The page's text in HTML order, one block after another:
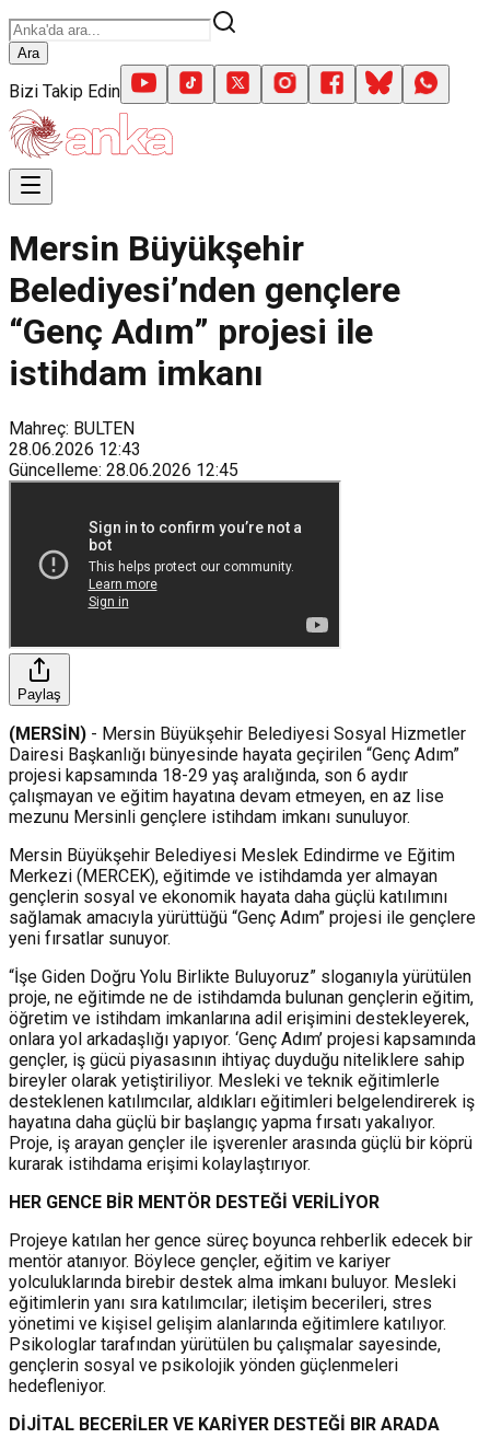
Ara
Bizi Takip Edin
Mersin Büyükşehir
Belediyesi’nden gençlere
“Genç Adım” projesi ile
istihdam imkanı
Mahreç: BULTEN
28.06.2026 12:43
Güncelleme: 28.06.2026 12:45
Paylaş
(MERSİN) - Mersin Büyükşehir Belediyesi Sosyal Hizmetler
Dairesi Başkanlığı bünyesinde hayata geçirilen “Genç Adım”
projesi kapsamında 18-29 yaş aralığında, son 6 aydır
çalışmayan ve eğitim hayatına devam etmeyen, en az lise
mezunu Mersinli gençlere istihdam imkanı sunuluyor.
Mersin Büyükşehir Belediyesi Meslek Edindirme ve Eğitim
Merkezi (MERCEK), eğitimde ve istihdamda yer almayan
gençlerin sosyal ve ekonomik hayata daha güçlü katılımını
sağlamak amacıyla yürüttüğü “Genç Adım” projesi ile gençlere
yeni fırsatlar sunuyor.
“İşe Giden Doğru Yolu Birlikte Buluyoruz” sloganıyla yürütülen
proje, ne eğitimde ne de istihdamda bulunan gençlerin eğitim,
öğretim ve istihdam imkanlarına adil erişimini destekleyerek,
onlara yol arkadaşlığı yapıyor. ‘Genç Adım’ projesi kapsamında
gençler, iş gücü piyasasının ihtiyaç duyduğu niteliklere sahip
bireyler olarak yetiştiriliyor. Mesleki ve teknik eğitimlerle
desteklenen katılımcılar, aldıkları eğitimleri belgelendirerek iş
hayatına daha güçlü bir başlangıç yapma fırsatı yakalıyor.
Proje, iş arayan gençler ile işverenler arasında güçlü bir köprü
kurarak istihdama erişimi kolaylaştırıyor.
HER GENCE BİR MENTÖR DESTEĞİ VERİLİYOR
Projeye katılan her gence süreç boyunca rehberlik edecek bir
mentör atanıyor. Böylece gençler, eğitim ve kariyer
yolculuklarında birebir destek alma imkanı buluyor. Mesleki
eğitimlerin yanı sıra katılımcılar; iletişim becerileri, stres
yönetimi ve kişisel gelişim alanlarında eğitimlere katılıyor.
Psikologlar tarafından yürütülen bu çalışmalar sayesinde,
gençlerin sosyal ve psikolojik yönden güçlenmeleri
hedefleniyor.
DİJİTAL BECERİLER VE KARİYER DESTEĞİ BIR ARADA